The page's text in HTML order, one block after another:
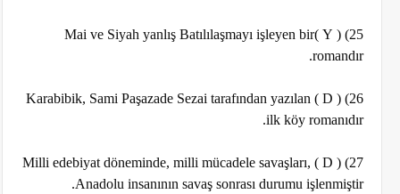
25) ( Y )Mai ve Siyah yanlış Batılılaşmayı işleyen bir
romandır.
26) ( D ) Karabibik, Sami Paşazade Sezai tarafından yazılan
ilk köy romanıdır.
27) ( D ) Milli edebiyat döneminde, milli mücadele savaşları,
Anadolu insanının savaş sonrası durumu işlenmiştir.